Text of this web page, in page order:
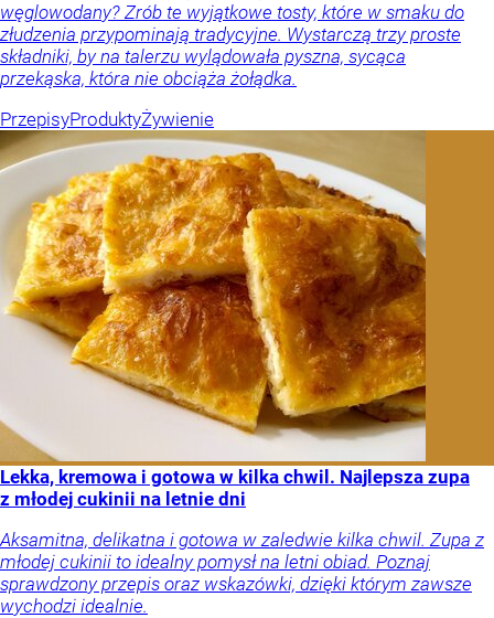
węglowodany? Zrób te wyjątkowe tosty, które w smaku do
złudzenia przypominają tradycyjne. Wystarczą trzy proste
składniki, by na talerzu wylądowała pyszna, sycąca
przekąska, która nie obciąża żołądka.
PrzepisyProduktyŻywienie
Lekka, kremowa i gotowa w kilka chwil. Najlepsza zupa
z młodej cukinii na letnie dni
Aksamitna, delikatna i gotowa w zaledwie kilka chwil. Zupa z
młodej cukinii to idealny pomysł na letni obiad. Poznaj
sprawdzony przepis oraz wskazówki, dzięki którym zawsze
wychodzi idealnie.